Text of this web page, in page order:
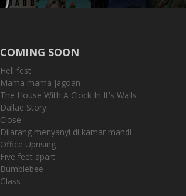
COMING SOON
Hell fest
Mama mama jagoan
The House With A Clock In It's Walls
Dallae Story
Close
Dilarang menyanyi di kamar mandi
Office Uprising
Five feet apart
Bumblebee
Glass